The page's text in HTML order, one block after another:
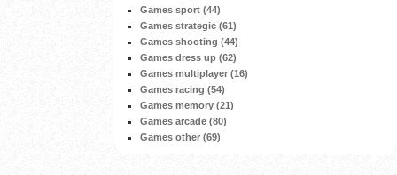
Games sport (44)
Games strategic (61)
Games shooting (44)
Games dress up (62)
Games multiplayer (16)
Games racing (54)
Games memory (21)
Games arcade (80)
Games other (69)